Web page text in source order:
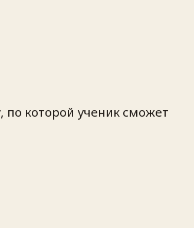
по которой ученик сможет